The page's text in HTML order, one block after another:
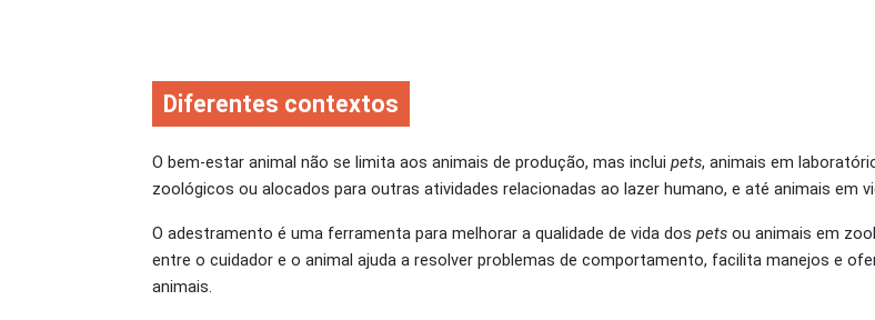
Diferentes contextos
O bem-estar animal não se limita aos animais de produção, mas inclui pets, animais em
zoológicos ou alocados para outras atividades relacionadas ao lazer humano, e até animais em
O adestramento é uma ferramenta para melhorar a qualidade de vida dos pets ou animais em
entre o cuidador e o animal ajuda a resolver problemas de comportamento, facilita manejos e
animais.